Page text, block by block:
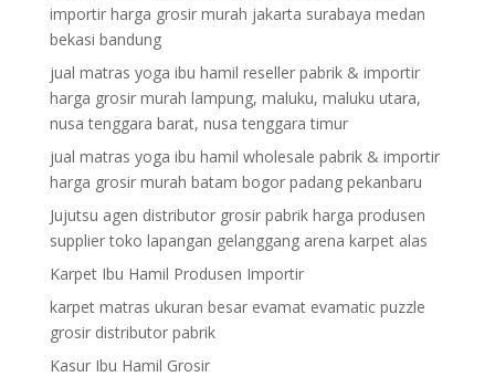
importir harga grosir murah jakarta surabaya medan
bekasi bandung
jual matras yoga ibu hamil reseller pabrik & importir
harga grosir murah lampung, maluku, maluku utara,
nusa tenggara barat, nusa tenggara timur
jual matras yoga ibu hamil wholesale pabrik & importir
harga grosir murah batam bogor padang pekanbaru
Jujutsu agen distributor grosir pabrik harga produsen
supplier toko lapangan gelanggang arena karpet alas
Karpet Ibu Hamil Produsen Importir
karpet matras ukuran besar evamat evamatic puzzle
grosir distributor pabrik
Kasur Ibu Hamil Grosir